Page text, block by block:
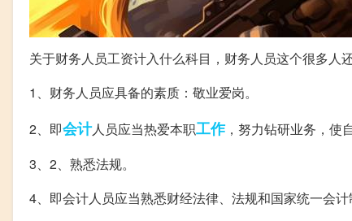
关于财务人员工资计入什么科目，财务人员这个很多人
1、财务人员应具备的素质：敬业爱岗。
2、即会计人员应当热爱本职工作，努力钻研业务，使
3、2、熟悉法规。
4、即会计人员应当熟悉财经法律、法规和国家统一会计